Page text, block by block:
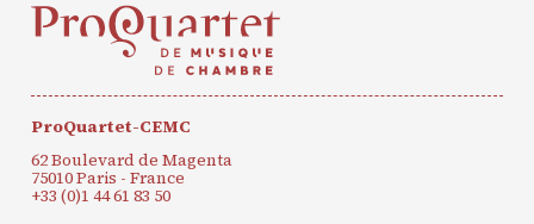
ProQuartet-CEMC
62 Boulevard de Magenta
75010 Paris - France
+33 (0)1 44 61 83 50